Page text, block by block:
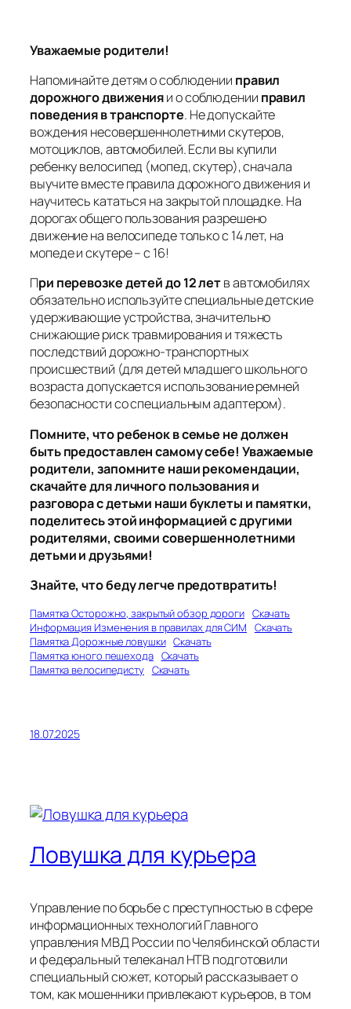
Уважаемые родители!
Напоминайте детям о соблюдении правил
дорожного движенияи о соблюдении правил
поведения в транспорте. Не допускайте
вождения несовершеннолетними скутеров,
мотоциклов, автомобилей. Если вы купили
ребенку велосипед (мопед, скутер), сначала
выучите вместе правила дорожного движения и
научитесь кататься на закрытой площадке. На
дорогах общего пользования разрешено
движение на велосипеде только с 14 лет, на
мопеде и скутере – с 16!
При перевозке детей до 12 летв автомобилях
обязательно используйте специальные детские
удерживающие устройства, значительно
снижающие риск травмирования и тяжесть
последствий дорожно-транспортных
происшествий (для детей младшего школьного
возраста допускается использование ремней
безопасности со специальным адаптером).
Помните, что ребенок в семье не должен
быть предоставлен самому себе! Уважаемые
родители, запомните наши рекомендации,
скачайте для личного пользования и
разговора с детьми наши буклеты и памятки,
поделитесь этойинформацией с другими
родителями, своими совершеннолетними
детьми идрузьями!
Знайте, что беду легче предотвратить!
Памятка Осторожно, закрытый обзор дороги Скачать
Информация Изменения в правилах для СИМ
Скачать
Памятка Дорожные ловушки Скачать
Памятка юного пешехода Скачать
Памятка велосипедисту Скачать
18.07.2025
Ловушка для курьера
Управление по борьбе с преступностью в сфере
информационных технологий Главного
управления МВД России по Челябинской области
и федеральный телеканал НТВ подготовили
специальный сюжет, который рассказывает о
том, как мошенники привлекают курьеров, в том